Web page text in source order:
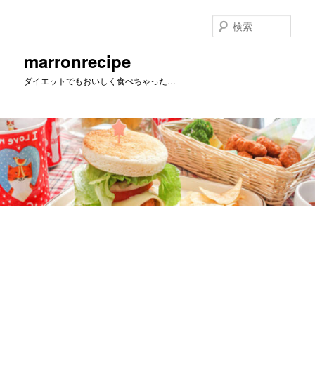
へ
移
動
marronrecipe
ダイエットでもおいしく食べちゃった…
索